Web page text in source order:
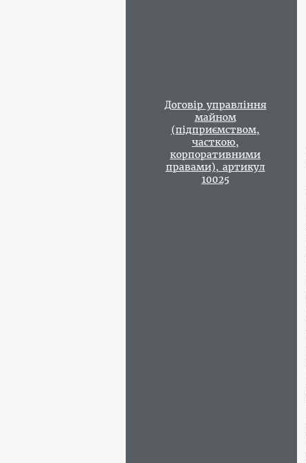
Договір управління
майном
(підприємством,
часткою,
корпоративними
правами), артикул
10025